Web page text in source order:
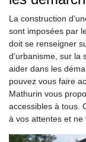
La construction
sont imposées par
doit se renseigner
d’urbanisme, sur la
aider dans les
pouvez vous faire
Mathurin vous
accessibles à tous.
à vos attentes et ne